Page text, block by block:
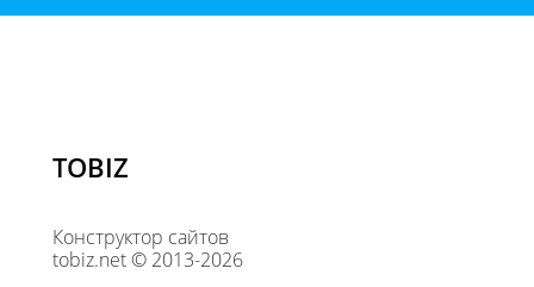
TOBIZ
Конструктор сайтов
tobiz.net © 2013-2026